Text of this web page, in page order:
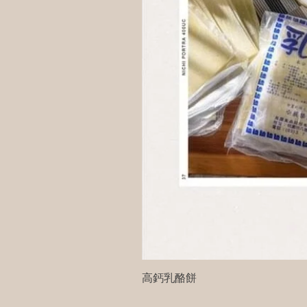
高鈣乳酪餅